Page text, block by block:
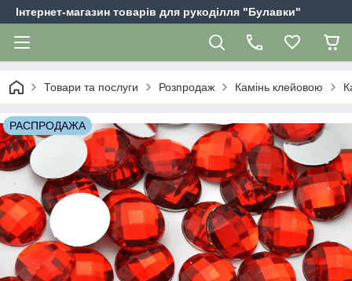
Інтернет-магазин товарів для рукоділля "Булавки"
Товари та послуги Розпродаж Камінь клейовою
РАСПРОДАЖА